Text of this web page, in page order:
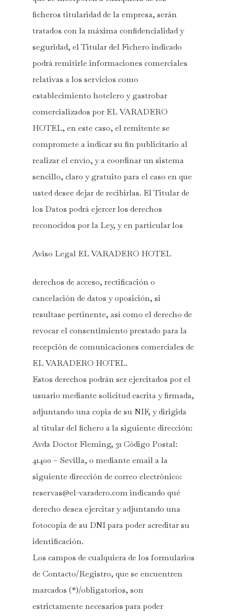
ficheros titularidad de la empresa, serán
tratados con la máxima confidencialidad y
seguridad, el Titular del Fichero indicado
podrá remitirle informaciones comerciales
relativas a los servicios como
establecimiento hotelero y gastrobar
comercializados por EL VARADERO
HOTEL, en este caso, el remitente se
compromete a indicar su fin publicitario al
realizar el envío, y a coordinar un sistema
sencillo, claro y gratuito para el caso en que
usted desee dejar de recibirlas. El Titular de
los Datos podrá ejercer los derechos
reconocidos por la Ley, y en particular los
Aviso Legal EL VARADERO HOTEL
derechos de acceso, rectificación o
cancelación de datos y oposición, si
resultase pertinente, así como el derecho de
revocar el consentimiento prestado para la
recepción de comunicaciones comerciales de
EL VARADERO HOTEL.
Estos derechos podrán ser ejercitados por el
usuario mediante solicitud escrita y firmada,
adjuntando una copia de su NIF, y dirigida
al titular del fichero a la siguiente dirección:
Avda Doctor Fleming, 31 Código Postal:
41400 – Sevilla, o mediante email a la
siguiente dirección de correo electrónico:
reservas@el-varadero.comindicando qué
derecho desea ejercitar y adjuntando una
fotocopia de su DNI para poder acreditar su
identificación.
Los campos de cualquiera de los formularios
de Contacto/Registro, que se encuentren
marcados (*)/obligatorios, son
estrictamente necesarios para poder